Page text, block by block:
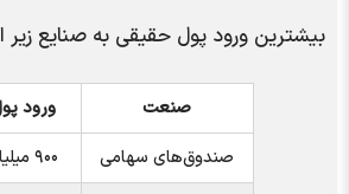
بیشترین ورود پول حقیقی به صنایع
صنعت
ورود
صندوق‌های سهامی
۹۰۰ میلیارد تومان